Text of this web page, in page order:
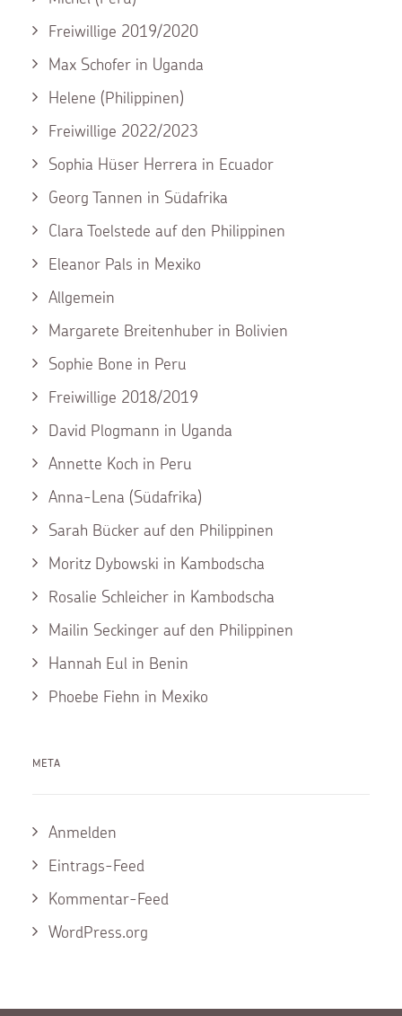
Freiwillige 2019/2020
Max Schofer in Uganda
Helene (Philippinen)
Freiwillige 2022/2023
Sophia Hüser Herrera in Ecuador
Georg Tannen in Südafrika
Clara Toelstede auf den Philippinen
Eleanor Pals in Mexiko
Allgemein
Margarete Breitenhuber in Bolivien
Sophie Bone in Peru
Freiwillige 2018/2019
David Plogmann in Uganda
Annette Koch in Peru
Anna-Lena (Südafrika)
Sarah Bücker auf den Philippinen
Moritz Dybowski in Kambodscha
Rosalie Schleicher in Kambodscha
Mailin Seckinger auf den Philippinen
Hannah Eul in Benin
Phoebe Fiehn in Mexiko
META
Anmelden
Eintrags-Feed
Kommentar-Feed
WordPress.org